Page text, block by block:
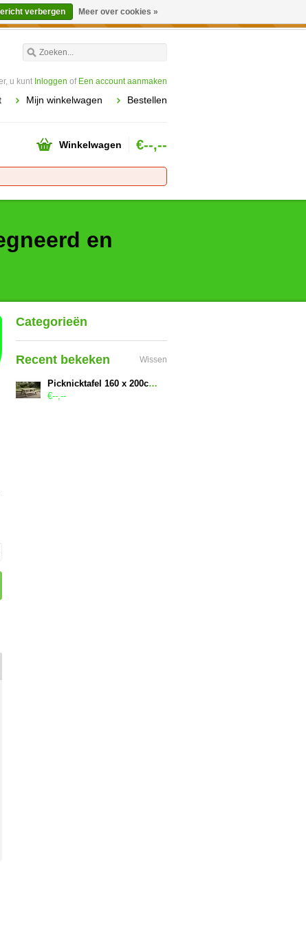
u kunt Inloggen of Een account aanmaken
Mijn winkelwagen Bestellen
Winkelwagen €--,--
en
Categorieën
Recent bekeken Wissen
Picknicktafel 160 x 200cm, 45mm dik, geïmpregneerd en gewaxd
€--,--
verbergen Meer over cookies »
gehonoreerd of verwerkt.